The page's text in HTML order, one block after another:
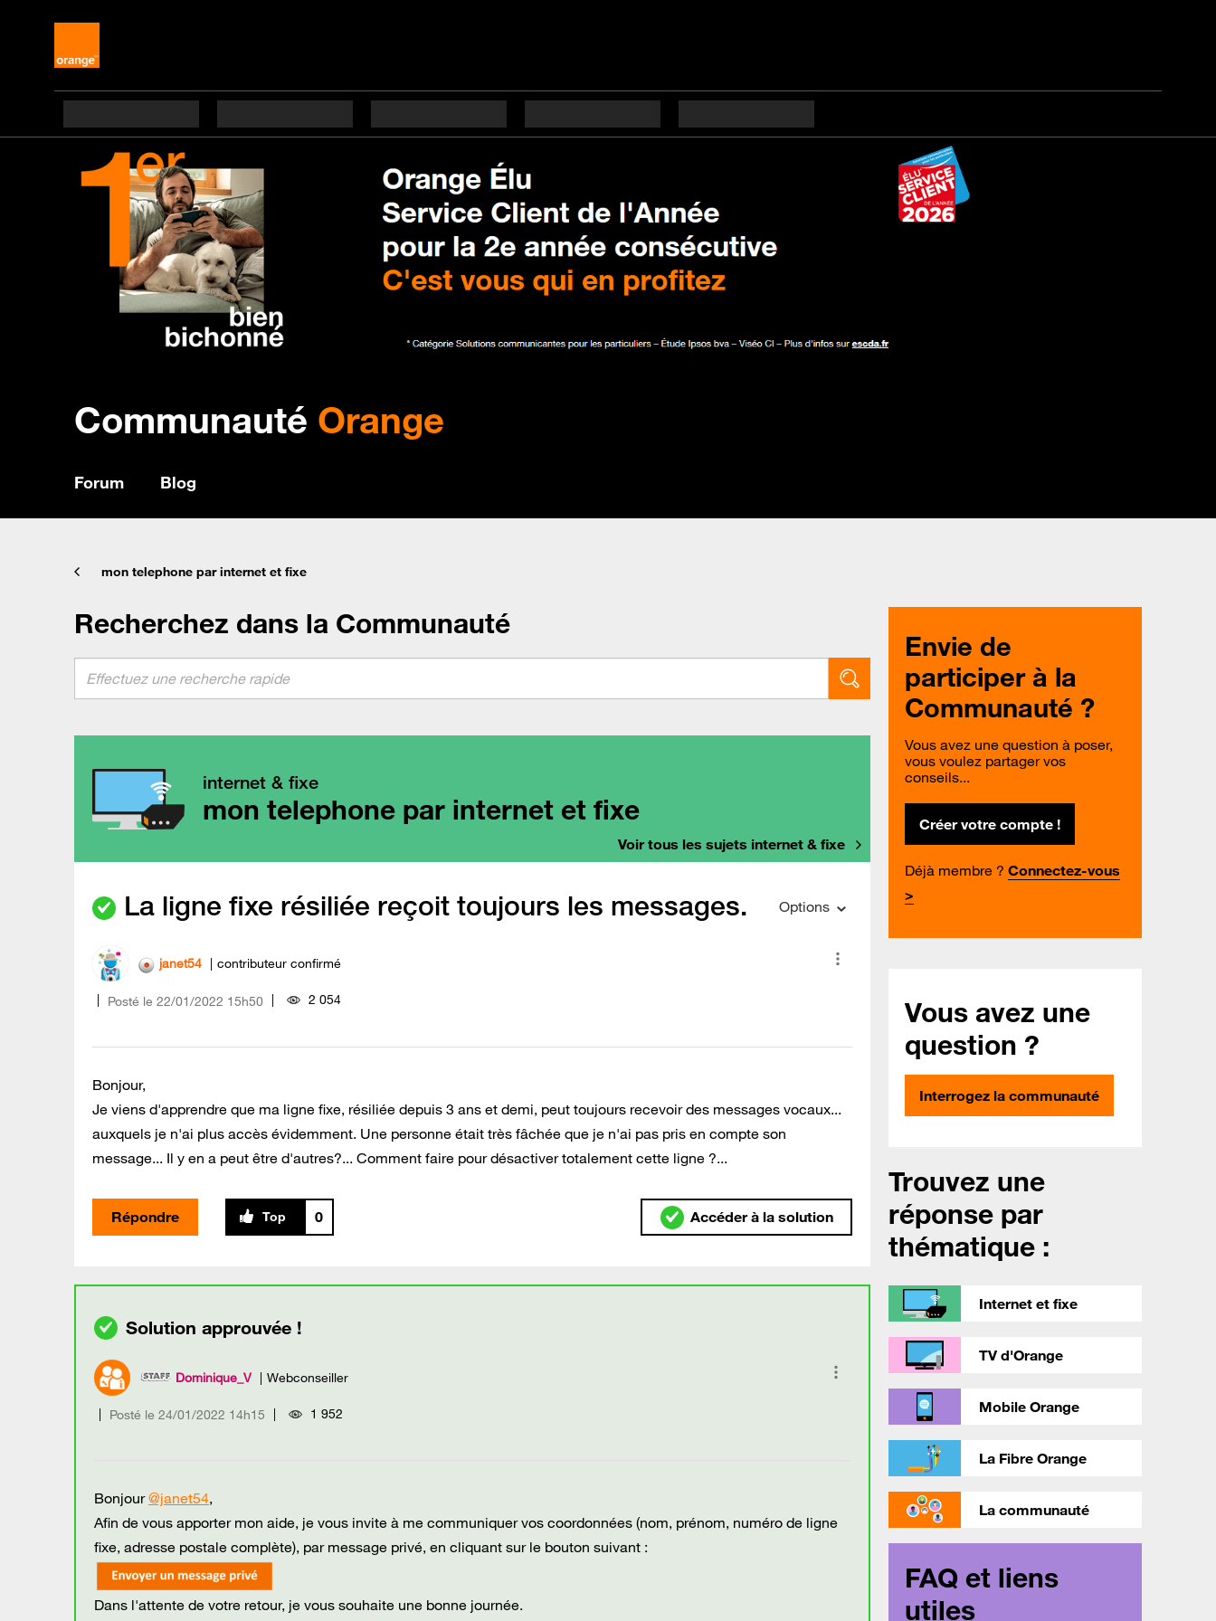
Communauté Orange
Forum Blog
mon telephone par internet et fixe
Recherchez dans la Communauté
internet & fixe
mon telephone par internet et fixe
Voir tous les sujets internet & fixe
La ligne fixe résiliée reçoit toujours les messages. Options
janet54 contributeur confirmé
Posté le ‎22/01/2022 15h50 2 054
Bonjour,
Je viens d'apprendre que ma ligne fixe, résiliée depuis 3 ans et demi, peut toujours recevoir des messages vocaux...
auxquels je n'ai plus accès évidemment. Une personne était très fâchée que je n'ai pas pris en compte son
message... Il y en a peut être d'autres?... Comment faire pour désactiver totalement cette ligne ?...
Répondre 0 Accéder à la solution
Dominique_V Webconseiller
Posté le ‎24/01/2022 14h15 1 952
Bonjour@janet54,
Afin de vous apporter mon aide, je vous invite à me communiquer vos coordonnées (nom, prénom, numéro de ligne
fixe, adresse postale complète), par message privé, en cliquant sur le bouton suivant :
Dans l'attente de votre retour, je vous souhaite une bonne journée.
Envie de
participer à la
Communauté ?
Vous avez une question à poser,
vous voulez partager vos
conseils...
Créer votre compte !
Déjà membre ? Connectez-vous
>
Vous avez une
question ?
Interrogez la communauté
Trouvez une
réponse par
thématique :
Internet et fixe
TV d'Orange
Mobile Orange
La Fibre Orange
La communauté
FAQ et liens
utiles